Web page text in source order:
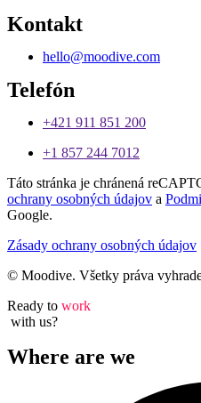
Kontakt
hello@moodive.com
Telefón
+421 911 851 200
+1 857 244 7012
Táto stránka je chránená
ochrany osobných údajov a
Google.
Zásady ochrany osobných údajov
© Moodive. Všetky práva
Ready to work
with us?
Where are we